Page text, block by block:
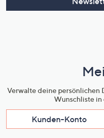
Verwalte deine persönlichen
Wunschliste
Kunden-Konto